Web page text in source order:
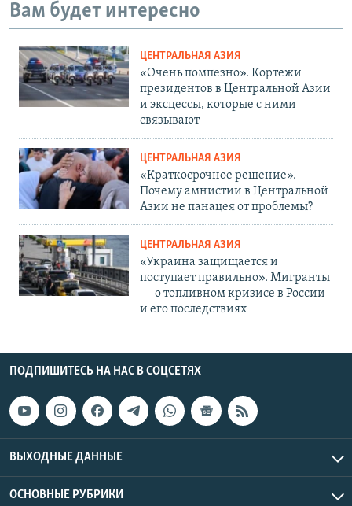
Вам будет интересно
ЦЕНТРАЛЬНАЯ АЗИЯ
«Очень помпезно». Кортежи
президентов в Центральной Азии
и эксцессы, которые с ними
связывают
ЦЕНТРАЛЬНАЯ АЗИЯ
«Краткосрочное решение».
Почему амнистии в Центральной
Азии не панацея от проблемы?
ЦЕНТРАЛЬНАЯ АЗИЯ
«Украина защищается и
поступает правильно». Мигранты
— о топливном кризисе в России
и его последствиях
ПОДПИШИТЕСЬ НА НАС В СОЦСЕТЯХ
ВЫХОДНЫЕ ДАННЫЕ
ОСНОВНЫЕ РУБРИКИ